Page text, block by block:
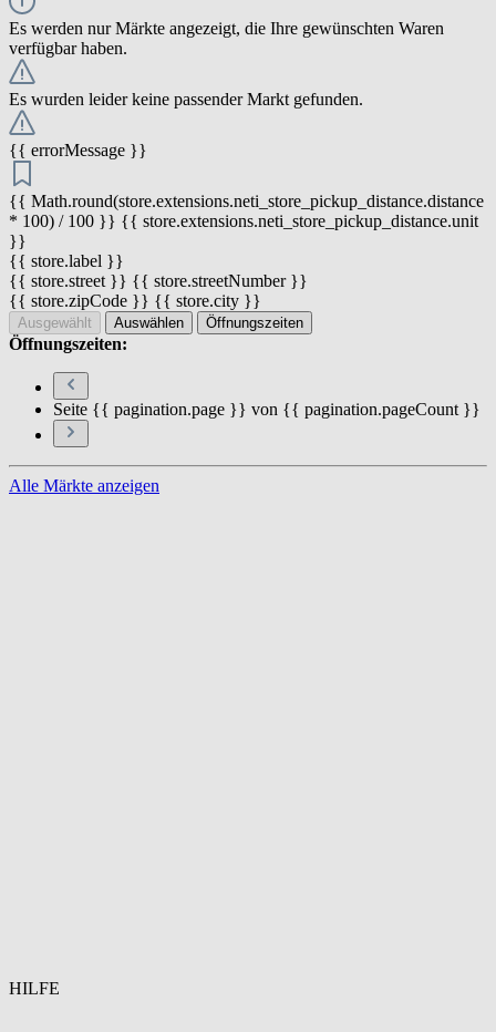
Es werden nur Märkte angezeigt, die Ihre gewünschten Waren
verfügbar haben.
Es wurden leider keine passender Markt gefunden.
{{ errorMessage }}
{{ Math.round(store.extensions.neti_store_pickup_distance.distance
* 100) / 100 }} {{ store.extensions.neti_store_pickup_distance.unit
}}
{{ store.label }}
{{ store.street }} {{ store.streetNumber }}
{{ store.zipCode }} {{ store.city }}
Ausgewählt Auswählen Öffnungszeiten
Öffnungszeiten:
Seite {{ pagination.page }} von {{ pagination.pageCount }}
Alle Märkte anzeigen
HILFE